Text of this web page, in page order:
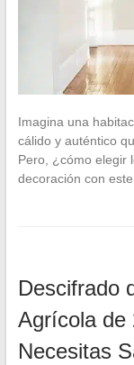
Imagina una
cálido y auténtico
Pero, ¿cómo elegir
decoración con
Descifrado
Agrícola de
Necesitas